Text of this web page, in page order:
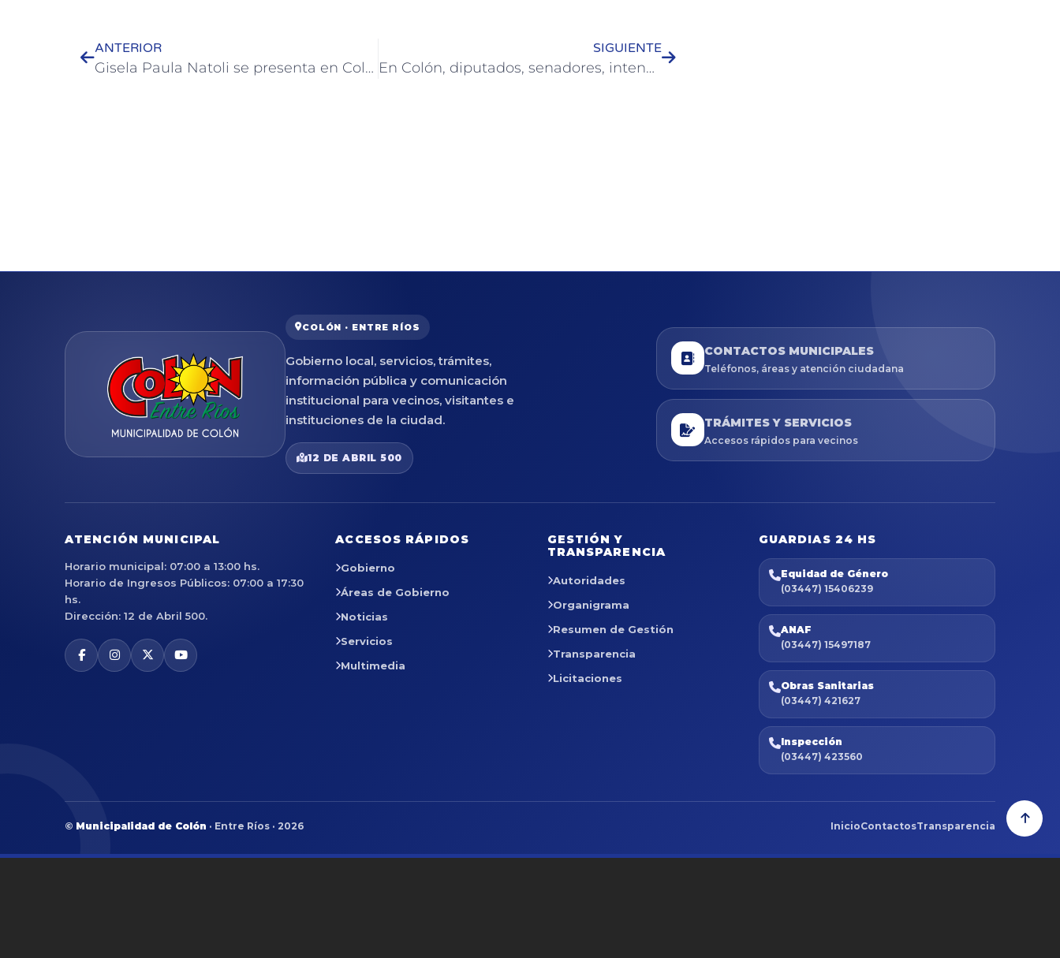
ANTERIOR
Gisela Paula Natoli se presenta en Colón con un Seminario Especial de Tango
SIGUIENTE
En Colón, diputados, senadores, intendentes y numerosos actores de la zona reafirmaron pedido de relocalización de la planta de e-combustibles
COLÓN · ENTRE RÍOS
Gobierno local, servicios, trámites,
información pública y comunicación
institucional para vecinos, visitantes e
instituciones de la ciudad.
12 DE ABRIL 500
CONTACTOS MUNICIPALES
Teléfonos, áreas y atención ciudadana
TRÁMITES Y SERVICIOS
Accesos rápidos para vecinos
ATENCIÓN MUNICIPAL
Horario municipal: 07:00 a 13:00 hs.
Horario de Ingresos Públicos: 07:00 a 17:30
hs.
Dirección: 12 de Abril 500.
ACCESOS RÁPIDOS
Gobierno
Áreas de Gobierno
Noticias
Servicios
Multimedia
GESTIÓN Y
TRANSPARENCIA
Autoridades
Organigrama
Resumen de Gestión
Transparencia
Licitaciones
GUARDIAS 24 HS
Equidad de Género
(03447) 15406239
ANAF
(03447) 15497187
Obras Sanitarias
(03447) 421627
Inspección
(03447) 423560
© Municipalidad de Colón · Entre Ríos · 2026 InicioContactosTransparencia